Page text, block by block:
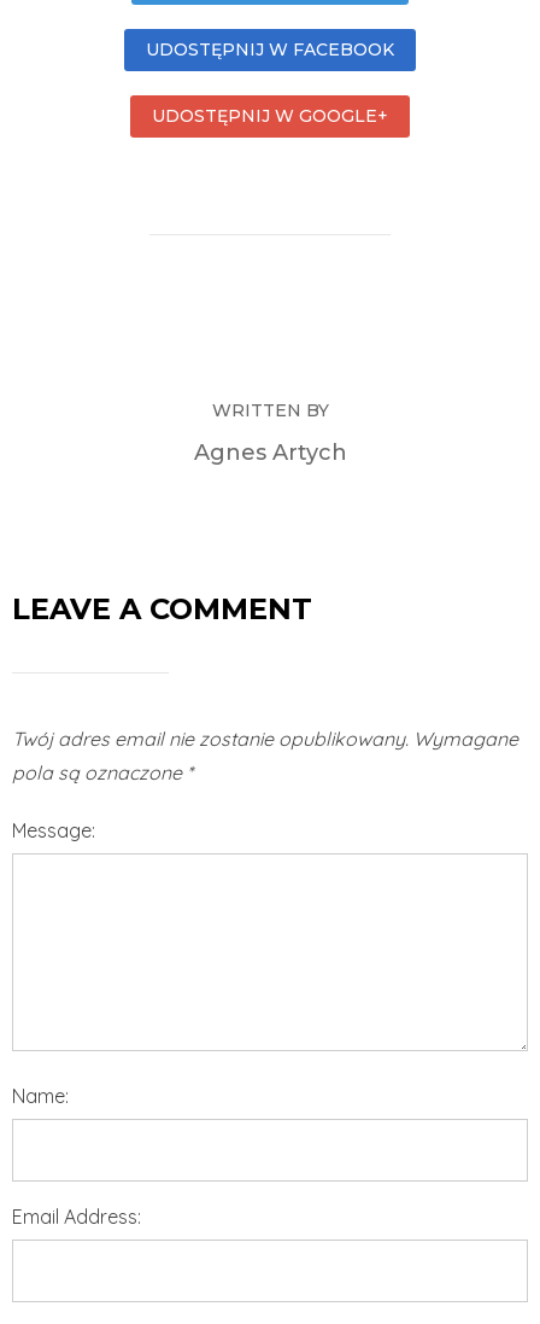
UDOSTĘPNIJ W FACEBOOK
UDOSTĘPNIJ W GOOGLE+
WRITTEN BY
Agnes Artych
LEAVE A COMMENT
Twój adres email nie zostanie opublikowany. Wymagane
pola są oznaczone *
Message:
Name:
Email Address: